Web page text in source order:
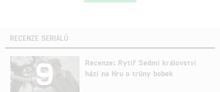
RECENZE SERIÁLŮ
9
Recenze: Rytíř Sedmi království
hází na Hru o trůny bobek